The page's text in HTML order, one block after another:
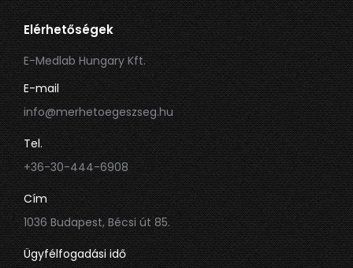
Elérhetőségek
E-Medlab Hungary Kft.
E-mail
info@merhetoegeszseg.hu
Tel.
+36-30-444-6908
Cím
1036 Budapest, Bécsi út 85.
Ügyfélfogadási idő